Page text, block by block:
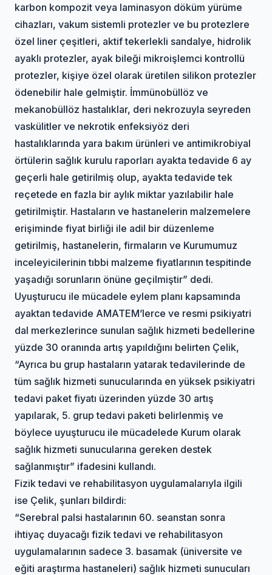
karbon kompozit veya laminasyon döküm yürüme
cihazları, vakum sistemli protezler ve bu protezlere
özel liner çeşitleri, aktif tekerlekli sandalye, hidrolik
ayaklı protezler, ayak bileği mikroişlemci kontrollü
protezler, kişiye özel olarak üretilen silikon protezler
ödenebilir hale gelmiştir. İmmünobüllöz ve
mekanobüllöz hastalıklar, deri nekrozuyla seyreden
vaskülitler ve nekrotik enfeksiyöz deri
hastalıklarında yara bakım ürünleri ve antimikrobiyal
örtülerin sağlık kurulu raporları ayakta tedavide 6 ay
geçerli hale getirilmiş olup, ayakta tedavide tek
reçetede en fazla bir aylık miktar yazılabilir hale
getirilmiştir. Hastaların ve hastanelerin malzemelere
erişiminde fiyat birliği ile adil bir düzenleme
getirilmiş, hastanelerin, firmaların ve Kurumumuz
inceleyicilerinin tıbbi malzeme fiyatlarının tespitinde
yaşadığı sorunların önüne geçilmiştir” dedi.
Uyuşturucu ile mücadele eylem planı kapsamında
ayaktan tedavide AMATEM’lerce ve resmi psikiyatri
dal merkezlerince sunulan sağlık hizmeti bedellerine
yüzde 30 oranında artış yapıldığını belirten Çelik,
“Ayrıca bu grup hastaların yatarak tedavilerinde de
tüm sağlık hizmeti sunucularında en yüksek psikiyatri
tedavi paket fiyatı üzerinden yüzde 30 artış
yapılarak, 5. grup tedavi paketi belirlenmiş ve
böylece uyuşturucu ile mücadelede Kurum olarak
sağlık hizmeti sunucularına gereken destek
sağlanmıştır” ifadesini kullandı.
Fizik tedavi ve rehabilitasyon uygulamalarıyla ilgili
ise Çelik, şunları bildirdi:
“Serebral palsi hastalarının 60. seanstan sonra
ihtiyaç duyacağı fizik tedavi ve rehabilitasyon
uygulamalarının sadece 3. basamak (üniversite ve
eğiti araştırma hastaneleri) sağlık hizmeti sunucuları